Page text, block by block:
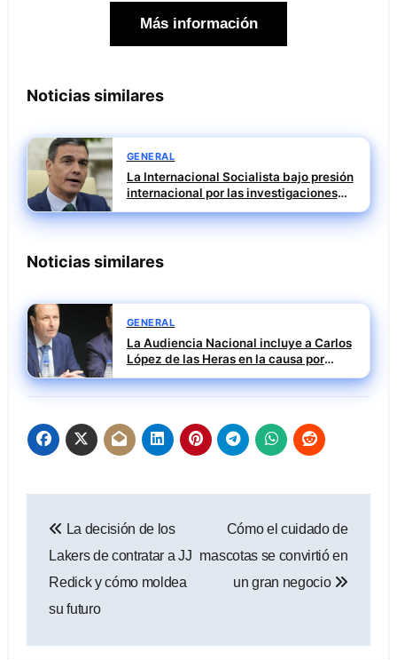
Más información
Noticias similares
GENERAL
La Internacional Socialista bajo presión
internacional por las investigaciones
contra el PSOE
Noticias similares
GENERAL
La Audiencia Nacional incluye a Carlos
López de las Heras en la causa por
presuntas irregularidades en el rescate
de 112,8 millones a Tubos Reunidos
de
entradas
La decisión de los
Lakers de contratar a JJ
Redick y cómo moldea
su futuro
Cómo el cuidado de
mascotas se convirtió en
un gran negocio